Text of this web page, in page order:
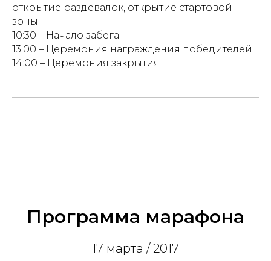
открытие раздевалок, открытие стартовой
зоны
10:30 – Начало забега
13:00 – Церемония награждения победителей
14:00 – Церемония закрытия
Программа марафона
17 марта / 2017